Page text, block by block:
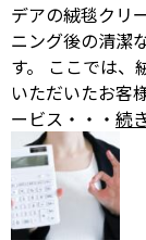
デアの絨毯クリ
ニング後の清潔
す。 ここでは、
いただいたお客
ービス・・・ 続